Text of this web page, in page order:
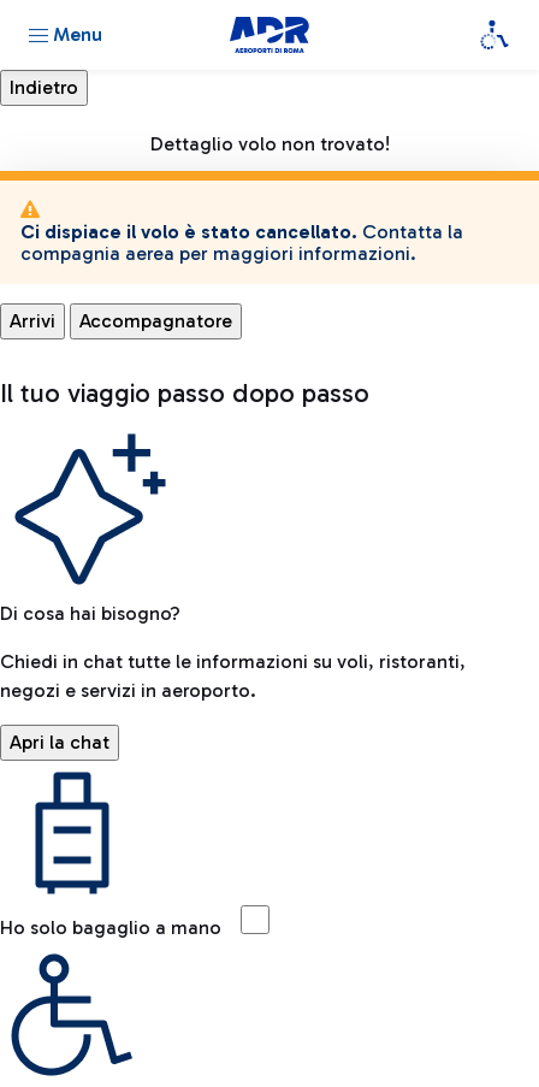
Menu
Dettaglio volo non trovato!
Ci dispiace il volo è stato cancellato. Contatta la
compagnia aerea per maggiori informazioni.
Arrivi Accompagnatore
Il tuo viaggio passo dopo passo
Di cosa hai bisogno?
Chiedi in chat tutte le informazioni su voli, ristoranti,
negozi e servizi in aeroporto.
Apri la chat
Ho solo bagaglio a mano